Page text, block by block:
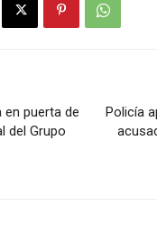
puerta de
del Grupo
Policía